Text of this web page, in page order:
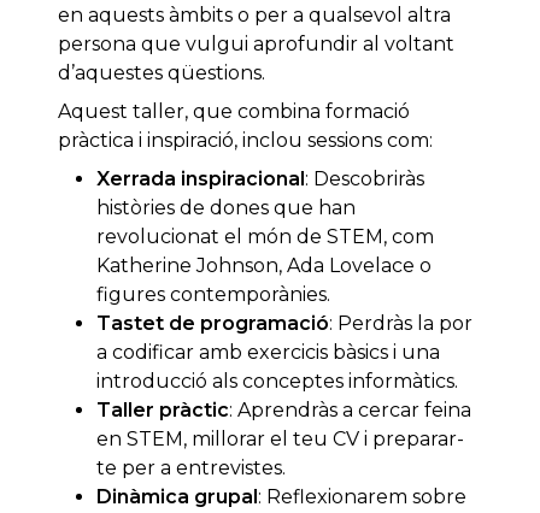
en aquests àmbits o per a qualsevol altra
persona que vulgui aprofundir al voltant
d’aquestes qüestions.
Aquest taller, que combina formació
pràctica i inspiració, inclou sessions com:
Xerrada inspiracional: Descobriràs
històries de dones que han
revolucionat el món de STEM, com
Katherine Johnson, Ada Lovelace o
figures contemporànies.
Tastet de programació: Perdràs la por
a codificar amb exercicis bàsics i una
introducció als conceptes informàtics.
Taller pràctic: Aprendràs a cercar feina
en STEM, millorar el teu CV i preparar-
te per a entrevistes.
Dinàmica grupal: Reflexionarem sobre